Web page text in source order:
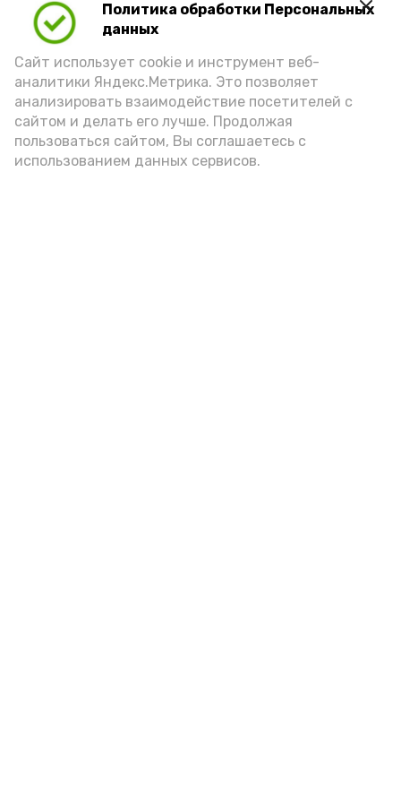
Политика обработки Персональных
данных
Сайт использует cookie и инструмент веб-
аналитики Яндекс.Метрика. Это позволяет
анализировать взаимодействие посетителей с
сайтом и делать его лучше. Продолжая
пользоваться сайтом, Вы соглашаетесь с
использованием данных сервисов.
В Знаменске ликвидируют
последствия сильного ветра
Сильный ветер вместо сильного дождя доставил
неприятности знаменцам
19 августа 2022, 10:42